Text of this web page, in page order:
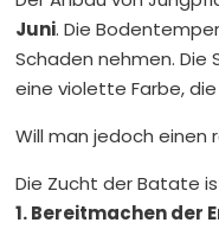
Juni. Die
Schaden nehmen. Die
eine violette Farbe,
Will man jedoch einen
Die Zucht der Batate
1. Bereitmachen der